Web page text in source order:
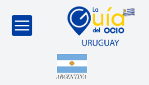
ARGENTINA